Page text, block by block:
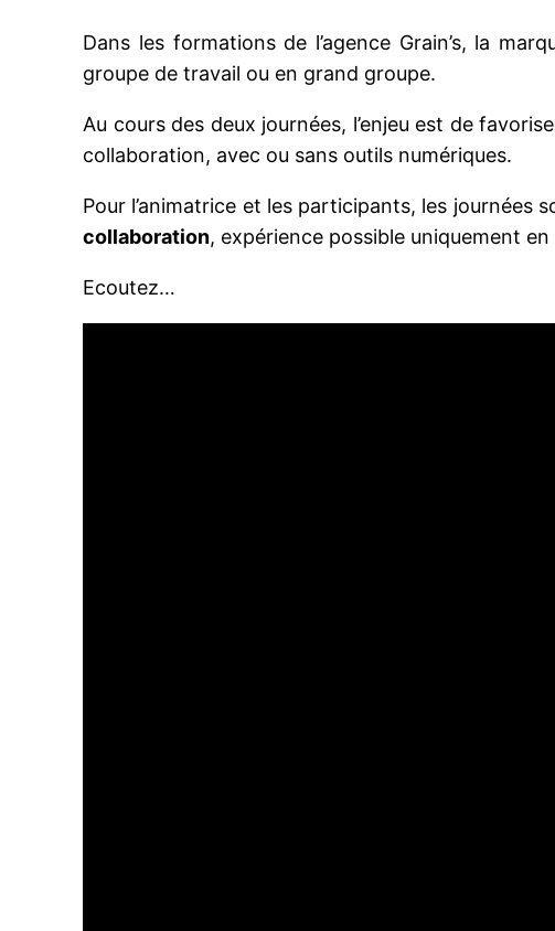
Dans les formations de l’agence Grain’s, la
groupe de travail ou en grand groupe.
Au cours des deux journées, l’enjeu est de
collaboration, avec ou sans outils numériques.
Pour l’animatrice et les participants, les journées
collaboration, expérience possible uniquement
Ecoutez…